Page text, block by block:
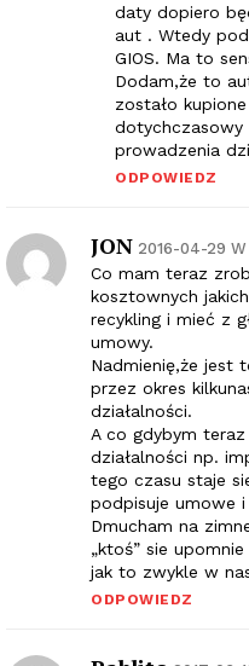
daty dopiero
aut . Wtedy
GIOS. Ma to
Dodam,że to
zostało
dotychczasowy
prowadzenia
ODPOWIEDZ
JON 2016-04-29 W
Co mam teraz
kosztownych
recykling i mieć z
umowy.
Nadmienię,że jest
przez okres
działalności.
A co gdybym teraz
działalności np.
tego czasu staje
podpisuje umowe i
Dmucham na
„ktoś” sie
jak to zwykle w
ODPOWIEDZ